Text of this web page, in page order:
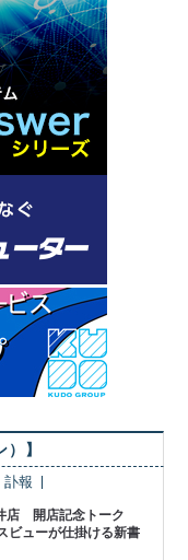
】
訃報
店 開店記念トーク
ビューが仕掛ける新書